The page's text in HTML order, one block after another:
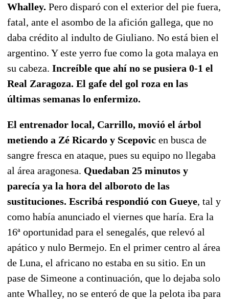
Whalley. Pero disparó con el exterior del pie fuera,
fatal, ante el asombo de la afición gallega, que no
daba crédito al indulto de Giuliano. No está bien el
argentino. Y este yerro fue como la gota malaya en
su cabeza. Increíble que ahí no se pusiera 0-1 el
Real Zaragoza. El gafe del gol roza en las
últimas semanas lo enfermizo.
El entrenador local, Carrillo, movió el árbol
metiendo a Zé Ricardo y Scepovic en busca de
sangre fresca en ataque, pues su equipo no llegaba
al área aragonesa. Quedaban 25 minutos y
parecía ya la hora del alboroto de las
sustituciones. Escribá respondió con Gueye, tal y
como había anunciado el viernes que haría. Era la
16ª oportunidad para el senegalés, que relevó al
apático y nulo Bermejo. En el primer centro al área
de Luna, el africano no estaba en su sitio. En un
pase de Simeone a continuación, que lo dejaba solo
ante Whalley, no se enteró de que la pelota iba para